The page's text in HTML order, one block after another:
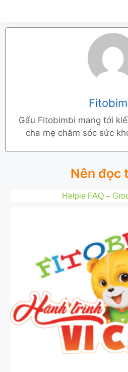
Gấu Fitobimbi mang tới
cha mẹ chăm sóc sức
Nên đọc
Helpie FAQ –